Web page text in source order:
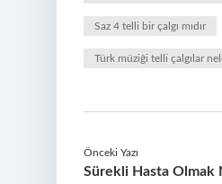
Saz 4 telli bir çalgı mıdır
Türk müziği telli çalgılar
Önceki Yazı
Sürekli Hasta Olmak